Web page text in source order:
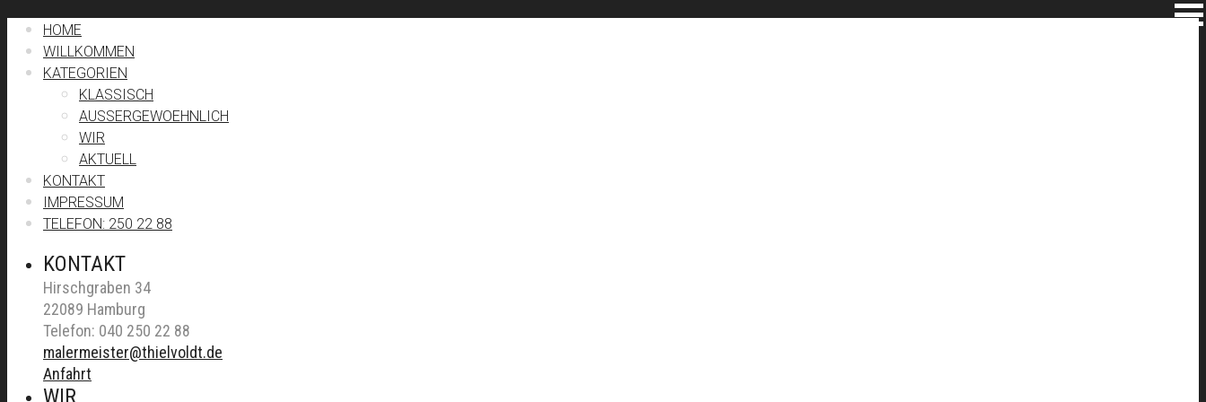
HOME
WILLKOMMEN
KATEGORIEN
KLASSISCH
AUSSERGEWOEHNLICH
WIR
AKTUELL
KONTAKT
IMPRESSUM
TELEFON: 250 22 88
KONTAKT
Hirschgraben 34
22089 Hamburg
Telefon: 040 250 22 88
malermeister@thielvoldt.de
Anfahrt
WIR